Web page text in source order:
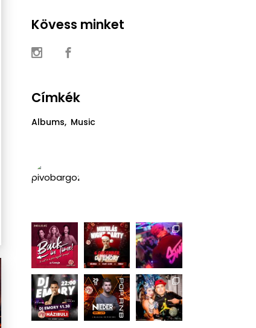
Kövess minket
Címkék
Albums Music